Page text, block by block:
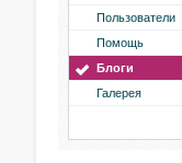
Пользователи
Помощь
Блоги
Галерея